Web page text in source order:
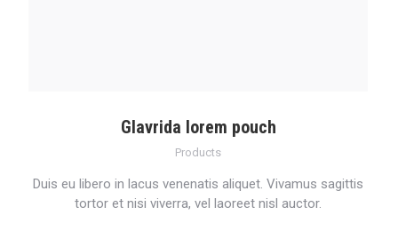
Glavrida lorem pouch
Products
Duis eu libero in lacus venenatis aliquet. Vivamus sagittis
tortor et nisi viverra, vel laoreet nisl auctor.